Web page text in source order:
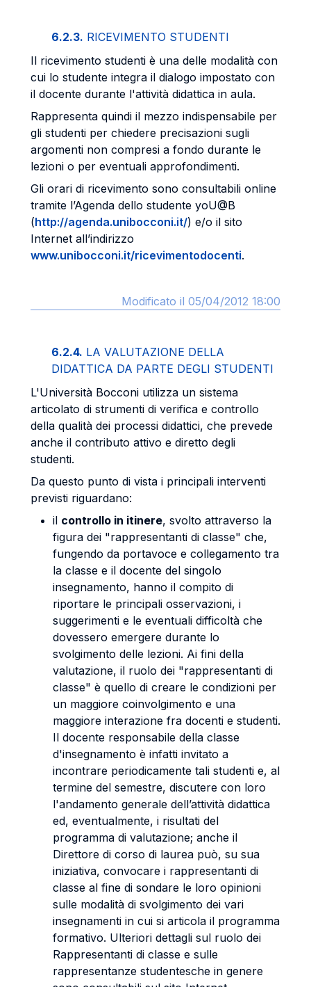
6.2.3. RICEVIMENTO STUDENTI
Il ricevimento studenti è una delle modalità con
cui lo studente integra il dialogo impostato con
il docente durante l'attività didattica in aula.
Rappresenta quindi il mezzo indispensabile per
gli studenti per chiedere precisazioni sugli
argomenti non compresi a fondo durante le
lezioni o per eventuali approfondimenti.
Gli orari di ricevimento sono consultabili online
tramite l’Agenda dello studente yoU@B
(http://agenda.unibocconi.it/) e/o il sito
Internet all’indirizzo
www.unibocconi.it/ricevimentodocenti.
Modificato il 05/04/2012 18:00
6.2.4. LA VALUTAZIONE DELLA
DIDATTICA DA PARTE DEGLI STUDENTI
L'Università Bocconi utilizza un sistema
articolato di strumenti di verifica e controllo
della qualità dei processi didattici, che prevede
anche il contributo attivo e diretto degli
studenti.
Da questo punto di vista i principali interventi
previsti riguardano:
il controllo in itinere, svolto attraverso la
figura dei "rappresentanti di classe" che,
fungendo da portavoce e collegamento tra
la classe e il docente del singolo
insegnamento, hanno il compito di
riportare le principali osservazioni, i
suggerimenti e le eventuali difficoltà che
dovessero emergere durante lo
svolgimento delle lezioni. Ai fini della
valutazione, il ruolo dei "rappresentanti di
classe" è quello di creare le condizioni per
un maggiore coinvolgimento e una
maggiore interazione fra docenti e studenti.
Il docente responsabile della classe
d'insegnamento è infatti invitato a
incontrare periodicamente tali studenti e, al
termine del semestre, discutere con loro
l'andamento generale dell’attività didattica
ed, eventualmente, i risultati del
programma di valutazione; anche il
Direttore di corso di laurea può, su sua
iniziativa, convocare i rappresentanti di
classe al fine di sondare le loro opinioni
sulle modalità di svolgimento dei vari
insegnamenti in cui si articola il programma
formativo. Ulteriori dettagli sul ruolo dei
Rappresentanti di classe e sulle
rappresentanze studentesche in genere